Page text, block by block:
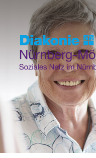
content